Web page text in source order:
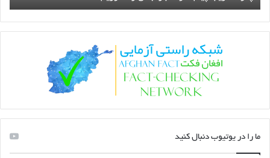
ما را در یوتیوب دنبال کنید